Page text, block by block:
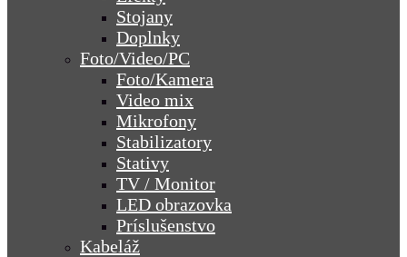
Stojany
Doplnky
Foto/Video/PC
Foto/Kamera
Video mix
Mikrofony
Stabilizatory
Stativy
TV / Monitor
LED obrazovka
Príslušenstvo
Kabeláž